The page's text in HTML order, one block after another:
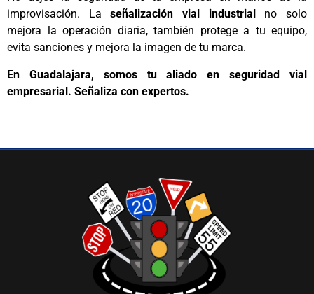
improvisación. Laseñalización vial industrialno solo
mejora la operación diaria, también protege a tu equipo,
evita sanciones y mejora la imagen de tu marca.
En Guadalajara, somos tu aliado en seguridad vial
empresarial. Señaliza con expertos.